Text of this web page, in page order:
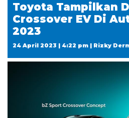
Toyota Tampilkan
Crossover EV Di
2023
24 April 2023 | 4:22 pm | Rizky